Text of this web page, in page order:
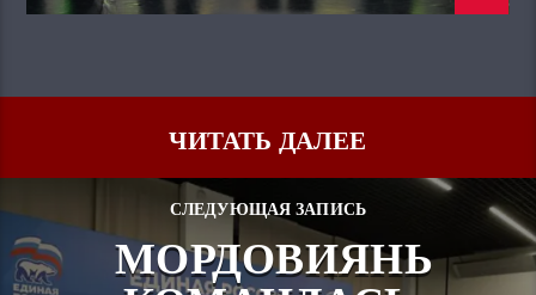
ЧИТАТЬ ДАЛЕЕ
СЛЕДУЮЩАЯ ЗАПИСЬ
МОРДОВИЯНЬ